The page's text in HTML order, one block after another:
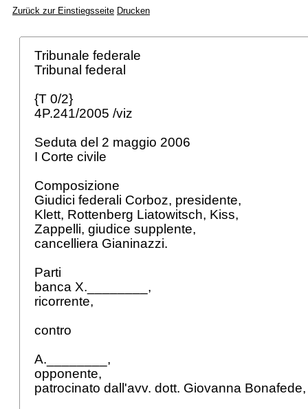
Zurück zur Einstiegsseite Drucken
Tribunale federale
Tribunal federal
{T 0/2}
4P.241/2005 /viz
Seduta del 2 maggio 2006
I Corte civile
Composizione
Giudici federali Corboz, presidente,
Klett, Rottenberg Liatowitsch, Kiss,
Zappelli, giudice supplente,
cancelliera Gianinazzi.
Parti
banca X.________,
ricorrente,
contro
A.________,
opponente,
patrocinato dall'avv. dott. Giovanna